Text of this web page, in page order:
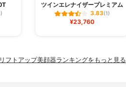
ツインエレナイザープレミアム
3.83(1)
¥23,760
リフトアップ美顔器ランキングをもっと見る